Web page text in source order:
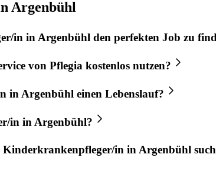
Argenbühl
in inArgenbühl den perfekten Job zu
von Pflegia kostenlos nutzen?
in Argenbühl einen Lebenslauf?
in in Argenbühl?
Kinderkrankenpfleger/in inArgenbühl